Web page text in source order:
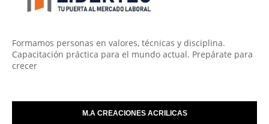
Formamos personas en valores, técnicas y disciplina.
Capacitación práctica para el mundo actual. Prepárate para
crecer
M.A CREACIONES ACRILICAS